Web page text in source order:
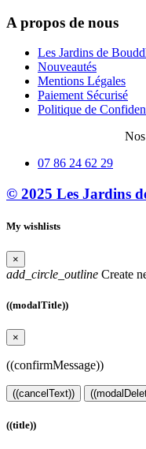
A propos de nous
Les Jardins de
Nouveautés
Mentions Légales
Paiement Sécurisé
Politique de
07 86 24 62 29
© 2025 Les Jardins
My wishlists
×
add_circle_outline Create
((modalTitle))
×
((confirmMessage))
((cancelText))
((title))